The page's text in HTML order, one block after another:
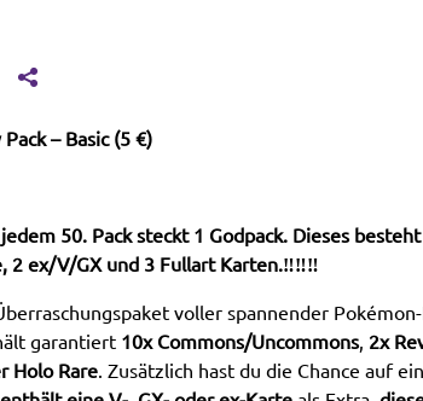
– Basic (5 €)
50. Pack steckt 1 Godpack. Dieses besteht
2 ex/V/GX und 3 Fullart Karten.‼️‼️‼️
voller spannender
garantiert 10x Commons/Uncommons, 2x
Holo Rare. Zusätzlich hast du die Chance auf